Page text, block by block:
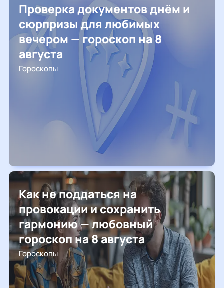
Проверка документов днём и
сюрпризы для любимых
вечером — гороскоп на 8
августа
Гороскопы
Как не поддаться на
провокации и сохранить
гармонию — любовный
гороскоп на 8 августа
Гороскопы